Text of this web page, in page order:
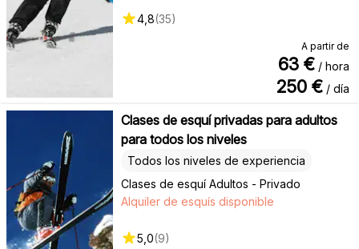
4,8(35)
A partir de
63 € / hora
250 € / día
Clases de esquí privadas para adultos
para todos los niveles
Clases de esquí Adultos - Privado
Todos los niveles de experiencia
Alquiler de esquís disponible
5,0(9)